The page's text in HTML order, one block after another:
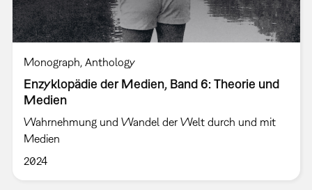
Monograph Anthology
Enzyklopädie der Medien, Band 6: Theorie und
Medien
Wahrnehmung und Wandel der Welt durch und mit
Medien
2024